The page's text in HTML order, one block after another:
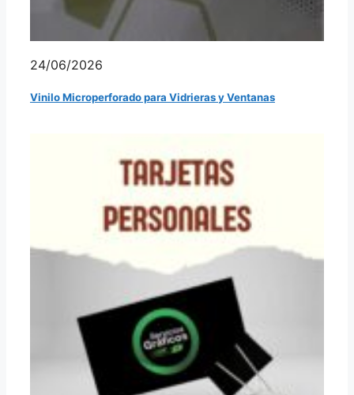
24/06/2026
Vinilo Microperforado para Vidrieras y Ventanas